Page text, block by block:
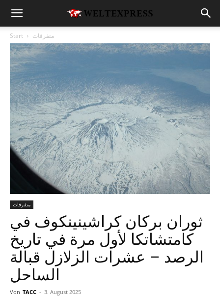
Start متفرقات
متفرقات
ثوران بركان كراشينينكوف في
كامتشاتكا لأول مرة في تاريخ
الرصد – عشرات الزلازل قبالة
الساحل
Von TACC - 3. August 2025